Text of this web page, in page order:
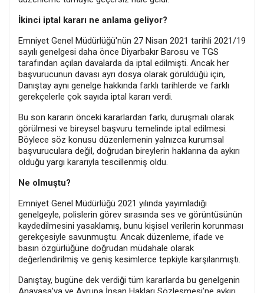
İkinci iptal kararı ne anlama geliyor?
Emniyet Genel Müdürlüğü'nün 27 Nisan 2021 tarihli 2021/19
sayılı genelgesi daha önce Diyarbakır Barosu ve TGS
tarafından açılan davalarda da iptal edilmişti. Ancak her
başvurucunun davası ayrı dosya olarak görüldüğü için,
Danıştay aynı genelge hakkında farklı tarihlerde ve farklı
gerekçelerle çok sayıda iptal kararı verdi.
Bu son kararın önceki kararlardan farkı, duruşmalı olarak
görülmesi ve bireysel başvuru temelinde iptal edilmesi.
Böylece söz konusu düzenlemenin yalnızca kurumsal
başvuruculara değil, doğrudan bireylerin haklarına da aykırı
olduğu yargı kararıyla tescillenmiş oldu.
Ne olmuştu?
Emniyet Genel Müdürlüğü 2021 yılında yayımladığı
genelgeyle, polislerin görev sırasında ses ve görüntüsünün
kaydedilmesini yasaklamış, bunu kişisel verilerin korunması
gerekçesiyle savunmuştu. Ancak düzenleme, ifade ve
basın özgürlüğüne doğrudan müdahale olarak
değerlendirilmiş ve geniş kesimlerce tepkiyle karşılanmıştı.
Danıştay, bugüne dek verdiği tüm kararlarda bu genelgenin